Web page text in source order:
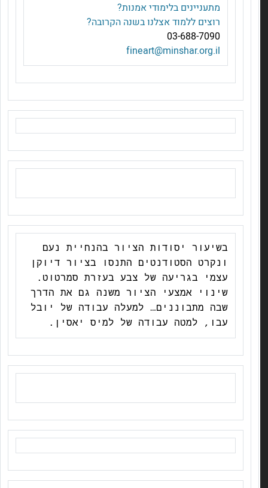
תעניינים בלימודי אמנות?
רוצים ללמוד אצלנו בשנה הקרובה?
03-688-7090
fineart@minshar.org.il
בשיעור יסודות הציור בהנחיית נעם
ונקרט הסטודנטים התנסו בציור דיוקן
עצמי בגריעה של צבע בעזרת סמרטוט.
שינוי אמצעי הציור משנה גם את הדרך
שבה מתבוננים… למעלה עבודה של יובל
עבו, למטה עבודה של למיס יאסין.